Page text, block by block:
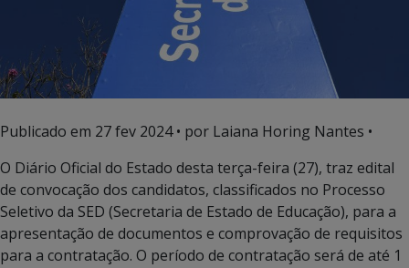
Publicado em 27 fev 2024• por Laiana Horing Nantes •
O Diário Oficial do Estado desta terça-feira (27), traz edital
de convocação dos candidatos, classificados no Processo
Seletivo da SED (Secretaria de Estado de Educação), para a
apresentação de documentos e comprovação de requisitos
para a contratação. O período de contratação será de até 1